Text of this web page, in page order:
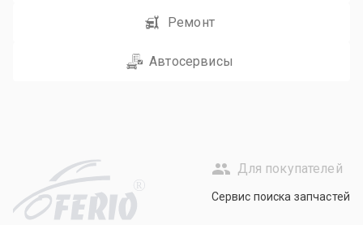
Ремонт
Автосервисы
R
Для покупателей
Сервис поиска запчастей